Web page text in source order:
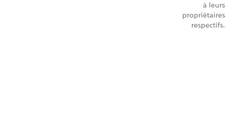
à leurs
propriétaires
respectifs.